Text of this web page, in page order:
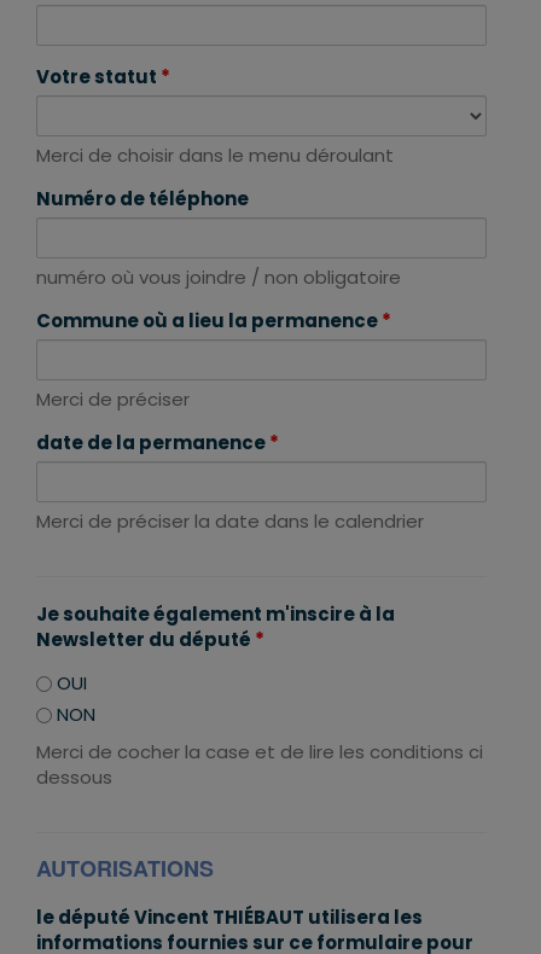
Votre statut *
Merci de choisir dans le menu déroulant
Numéro de téléphone
numéro où vous joindre / non obligatoire
Commune où a lieu la permanence*
Merci de préciser
date de la permanence*
Merci de préciser la date dans le calendrier
Je souhaite également m'inscire à la
Newsletter du député *
OUI
NON
Merci de cocher la case et de lire les conditions ci
dessous
AUTORISATIONS
le député Vincent THIÉBAUT utilisera les
informations fournies sur ce formulaire pour